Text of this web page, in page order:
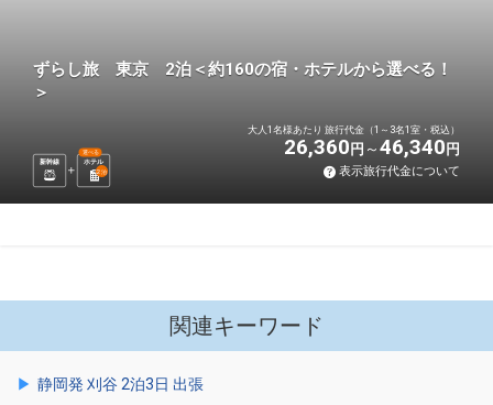
ずらし旅 東京 2泊＜約160の宿・ホテルから選べる！
＞
新幹線 ホテル
選べる
2泊
大人1名様あたり 旅行代金（1～3名1室・税込）
26,360 円 46,340 円
表示旅行代金について
関連キーワード
静岡発 刈谷 2泊3日 出張